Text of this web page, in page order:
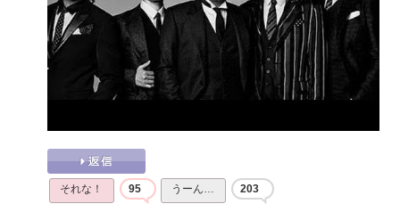
それな！ 95 うーん… 203